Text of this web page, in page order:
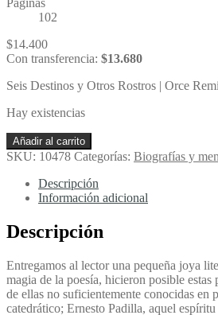
Páginas
102
$14.400
Con transferencia: $13.680
Seis Destinos y Otros Rostros | Orce
Hay existencias
Seis
Destinos
Otros
Rostros
Orce
Remis,
cantidad
Añadir al carrito
SKU: 10478 Categorías: Biografías y
Descripción
Información adicional
Descripción
Entregamos al lector una pequeña joya
magia de la poesía, hicieron posible
de ellas no suficientemente conocidas
catedrático; Ernesto Padilla, aquel